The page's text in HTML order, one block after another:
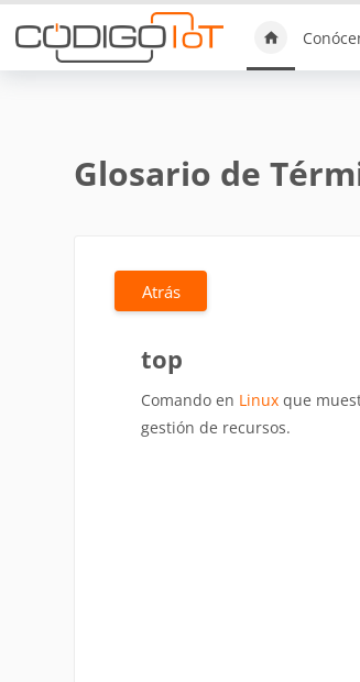
Saltar al contenido principal
Glosario de
Atrás
top
Comando en Linuxque
gestión de recursos.